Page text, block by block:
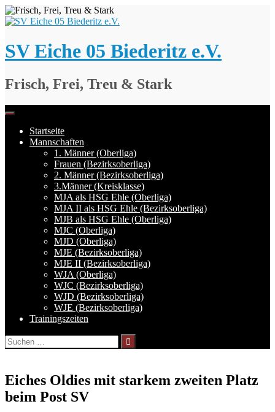
Springe
zum
SV Eiche 05 Biederitz e.V.
Frisch, Frei, Treu & Stark
Startseite
Mannschaften
1. Männer (Oberliga)
Frauen (Bezirksoberliga)
2. Männer (Bezirksoberliga)
3.Männer (Kreisklasse)
MJA als HSG Ehle (Oberliga)
MJA II als HSG Ehle (Bezirksoberliga)
MJB als HSG Ehle (Oberliga)
MJC (Oberliga)
MJD (Oberliga)
MJE (Bezirksoberliga)
MJE II (Bezirksoberliga)
WJA (Oberliga)
WJC (Bezirksoberliga)
WJD (Bezirksoberliga)
WJE (Bezirksoberliga)
Trainingszeiten
Suchen
nach:
Eiches Oldies mit starkem zweiten Platz
beim Post SV